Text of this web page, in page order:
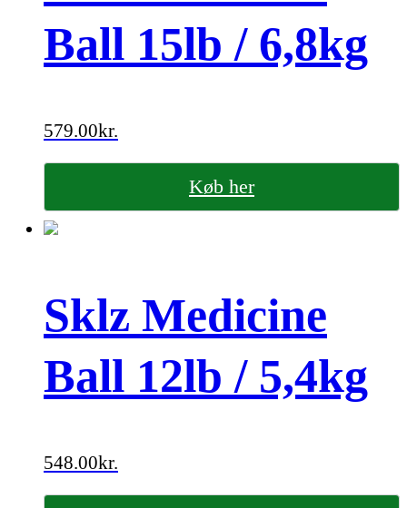
Ball 15lb / 6,8kg
579.00kr.
Køb her
Sklz Medicine
Ball 12lb / 5,4kg
548.00kr.